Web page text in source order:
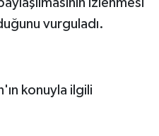
vurguladı.
konuyla ilgili